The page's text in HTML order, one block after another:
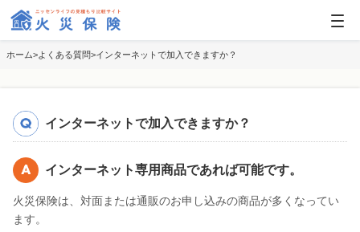
ホーム よくある質問 インターネットで加入できますか？
インターネットで加入できますか？
インターネット専用商品であれば可能です。
火災保険は、対面または通販のお申し込みの商品が多くなってい
ます。